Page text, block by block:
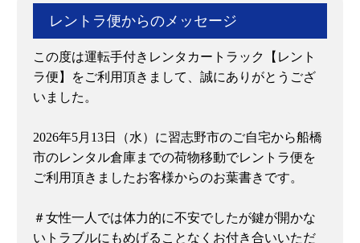
レントラ便からのメッセージ
この度は運転手付きレンタカートラック【レント
ラ便】をご利用頂きまして、誠にありがとうござ
いました。
2026年5月13日（水）に習志野市のご自宅から船橋
市のレンタル倉庫までの荷物移動でレントラ便を
ご利用頂きましたお客様からのお葉書きです。
＃女性一人では体力的に不安でしたが鍵が開かな
いトラブルにもめげることなくお付き合いいただ